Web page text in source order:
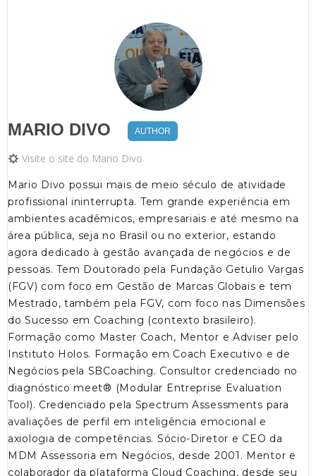
MARIO DIVO AUTHOR
Visite o site do Mario Divo
Mario Divo possui mais de meio século de atividade
profissional ininterrupta. Tem grande experiência em
ambientes acadêmicos, empresariais e até mesmo na
área pública, seja no Brasil ou no exterior, estando
agora dedicado à gestão avançada de negócios e de
pessoas. Tem Doutorado pela Fundação Getulio Vargas
(FGV) com foco em Gestão de Marcas Globais e tem
Mestrado, também pela FGV, com foco nas Dimensões
do Sucesso em Coaching (contexto brasileiro).
Formação como Master Coach, Mentor e Adviser pelo
Instituto Holos. Formação em Coach Executivo e de
Negócios pela SBCoaching. Consultor credenciado no
diagnóstico meet® (Modular Entreprise Evaluation
Tool). Credenciado pela Spectrum Assessments para
avaliações de perfil em inteligência emocional e
axiologia de competências. Sócio-Diretor e CEO da
MDM Assessoria em Negócios, desde 2001. Mentor e
colaborador da plataforma Cloud Coaching, desde seu